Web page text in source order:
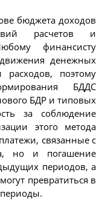
бюджета доходов
расчетов и
финансисту
денежных
поэтому
БДДС
БДР и типовых
за соблюдение
этого метода
связанные с
но и погашение
периодов, а
превратиться в